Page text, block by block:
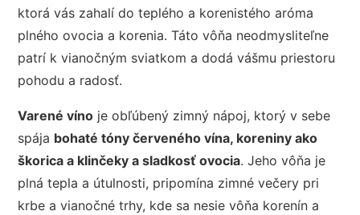
ktorá vás zahalí do teplého a korenistého aróma
plného ovocia a korenia. Táto vôňa neodmysliteľne
patrí k vianočným sviatkom a dodá vášmu priestoru
pohodu a radosť.
Varené víno je obľúbený zimný nápoj, ktorý v sebe
spája bohaté tóny červeného vína, koreniny ako
škorica a klinčeky a sladkosť ovocia. Jeho vôňa je
plná tepla a útulnosti, pripomína zimné večery pri
krbe a vianočné trhy, kde sa nesie vôňa korenín a